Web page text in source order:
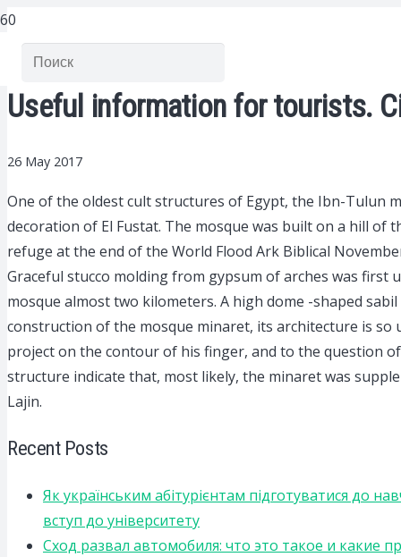
Useful information for tourists.
26 May 2017
One of the oldest cult structures of Egypt, the Ibn-Tulun
decoration of El Fustat. The mosque was built on a hill of
refuge at the end of the World Flood Ark Biblical
Graceful stucco molding from gypsum of arches was
mosque almost two kilometers. A high dome -shaped
construction of the mosque minaret, its architecture is
project on the contour of his finger, and to the question
structure indicate that, most likely, the minaret was
Lajin.
Recent Posts
Як українським абітурієнтам підготуватися до
вступ до університету
Сход развал автомобиля: что это такое и какие